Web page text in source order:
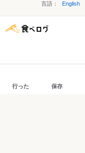
言語： English
行った 保存